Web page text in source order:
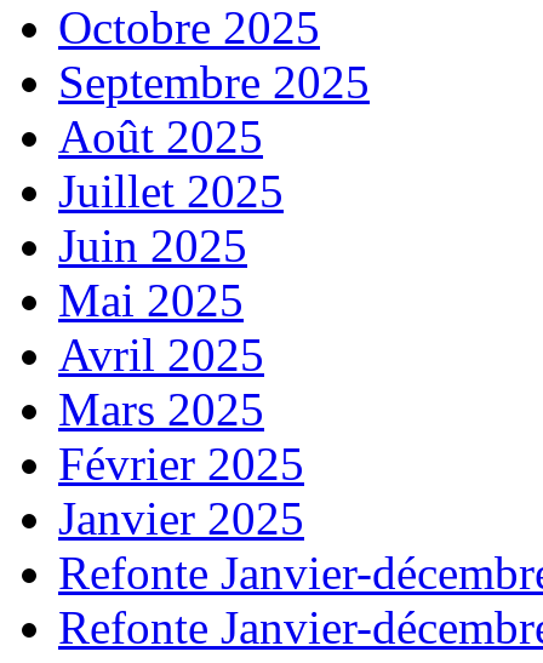
Octobre 2025
Septembre 2025
Août 2025
Juillet 2025
Juin 2025
Mai 2025
Avril 2025
Mars 2025
Février 2025
Janvier 2025
Refonte Janvier-
Refonte Janvier-